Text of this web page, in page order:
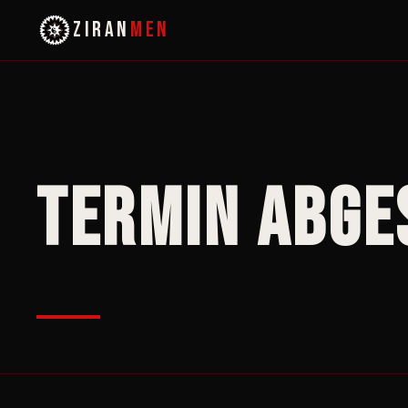
ZIRAN MEN
Termin